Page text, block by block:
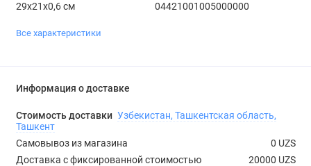
29х21х0,6 см 04421001005000000
Все характеристики
Информация о доставке
Стоимость доставки Узбекистан, Ташкентская область,
Ташкент
Самовывоз из магазина
0 UZS
Доставка с фиксированной стоимостью
20000 UZS